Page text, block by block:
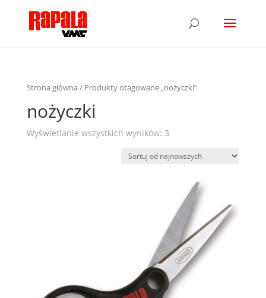
Strona główna / Produkty otagowane „nożyczki”
nożyczki
Wyświetlanie wszystkich wyników: 3